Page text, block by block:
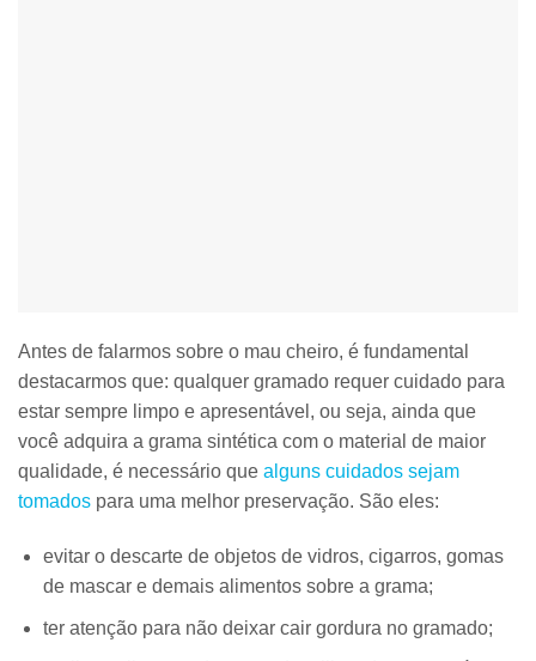
Antes de falarmos sobre o mau cheiro, é fundamental
destacarmos que: qualquer gramado requer cuidado para
estar sempre limpo e apresentável, ou seja, ainda que
você adquira a grama sintética com o material de maior
qualidade, é necessário que alguns cuidados sejam
tomados para uma melhor preservação. São eles:
evitar o descarte de objetos de vidros, cigarros, gomas
de mascar e demais alimentos sobre a grama;
ter atenção para não deixar cair gordura no gramado;